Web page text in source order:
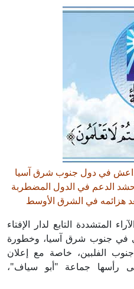
داعش في دول جنوب شرق آسيا
الدعم في الدول المضطربة
هزائمه في الشرق الأوسط
المتشددة التابع لدار الإفتاء
في جنوب شرق آسيا، وخطورة
الفلبين، خاصة مع إعلان
رأسها جماعة "أبو سياف"،